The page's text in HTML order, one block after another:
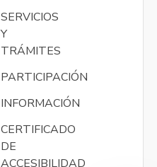
SERVICIOS
Y
TRÁMITES
PARTICIPACIÓN
INFORMACIÓN
CERTIFICADO
DE
ACCESIBILIDAD